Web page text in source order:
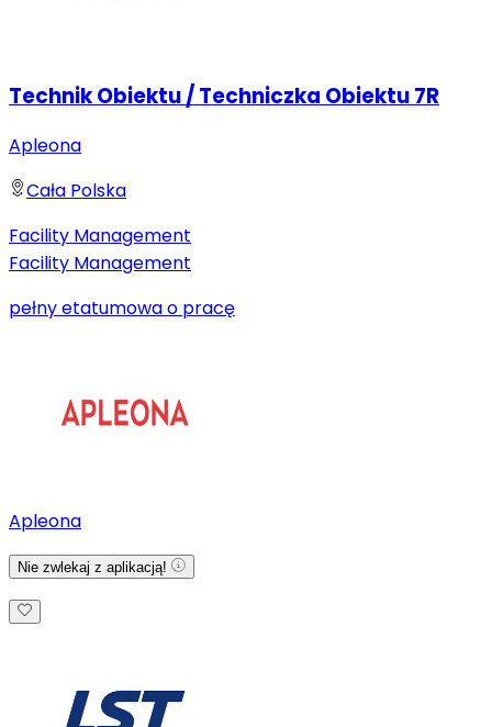
Technik Obiektu / Techniczka Obiektu 7R
Apleona
Cała Polska
Facility Management
Facility Management
pełny etatumowa o pracę
Apleona
Nie zwlekaj z aplikacją!